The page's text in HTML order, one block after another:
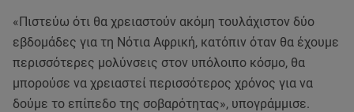
«Πιστεύω ότι θα χρειαστούν ακόμη τουλάχιστον δύο
εβδομάδες για τη Νότια Αφρική, κατόπιν όταν θα έχουμε
περισσότερες μολύνσεις στον υπόλοιπο κόσμο, θα
μπορούσε να χρειαστεί περισσότερος χρόνος για να
δούμε το επίπεδο της σοβαρότητας», υπογράμμισε.